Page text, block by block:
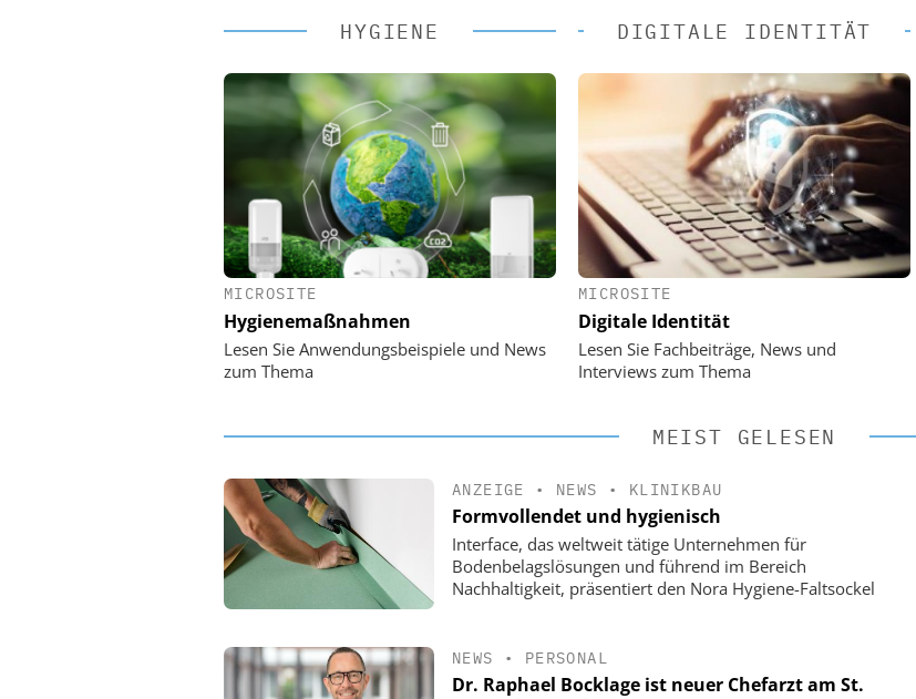
HYGIENE
MICROSITE
Hygienemaßnahmen
Lesen Sie Anwendungsbeispiele und News
zum Thema
DIGITALE IDENTITÄT
MICROSITE
Digitale Identität
Lesen Sie Fachbeiträge, News und
Interviews zum Thema
Digitalisierung im
Personalmanagement: Von digitaler
Ordnung zur KI-fähigen Steuerung
Digitalisierung im
Personalmanagement: Von digitaler
Ordnung zur KI-fähigen Steuerung
MEIST GELESEN
ANZEIGE • NEWS • KLINIKBAU
Formvollendet und hygienisch
Interface, das weltweit tätige Unternehmen für
Bodenbelagslösungen und führend im Bereich
Nachhaltigkeit, präsentiert den Nora Hygiene-Faltsockel
NEWS • PERSONAL
Dr. Raphael Bocklage ist neuer Chefarzt am St.